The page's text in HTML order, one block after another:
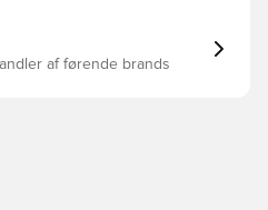
af førende brands